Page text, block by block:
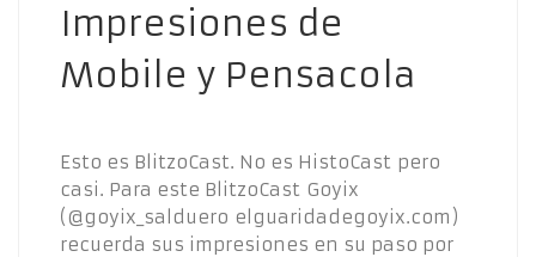
Impresiones de
Mobile y Pensacola
Esto es BlitzoCast. No es HistoCast pero
casi. Para este BlitzoCast Goyix
(@goyix_salduero elguaridadegoyix.com)
recuerda sus impresiones en su paso por